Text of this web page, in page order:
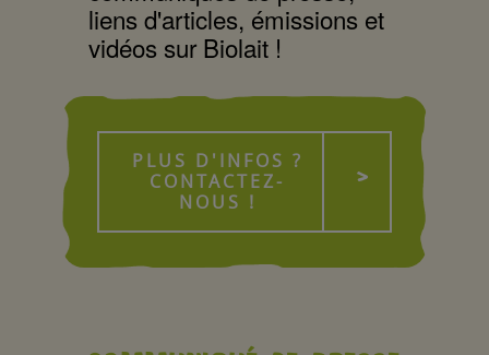
liens d'articles, émissions et
vidéos sur Biolait !
PLUS D'INFOS ?
CONTACTEZ-
NOUS !